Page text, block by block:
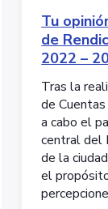
Tu
de
2022 –
Tras la
de
a cabo el
central del
de la
el